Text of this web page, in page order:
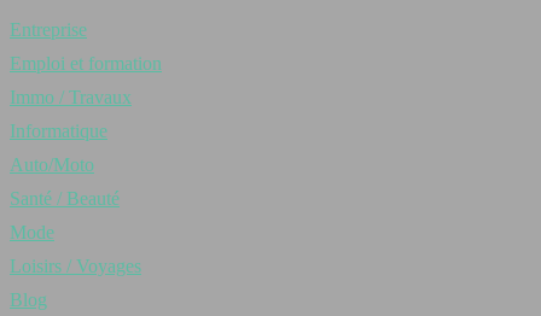
Entreprise
Emploi et formation
Immo / Travaux
Informatique
Auto/Moto
Santé / Beauté
Mode
Loisirs / Voyages
Blog